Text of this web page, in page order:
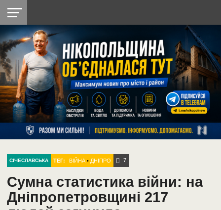
НІКОПОЛЬ
РАЙОН
СІЧЕСЛАВСЬКА
УКРАЇНА
РЕТРО
НІКОПОЛЬ
ЛАЙТ
УКРАЇНА
ДОПОМОГА
РАДІО
СІЧЕСЛАВСЬКА ТЕГ: ВІЙНА • ДНІПРО 7
Сумна статистика війни: на
Дніпропетровщині 217